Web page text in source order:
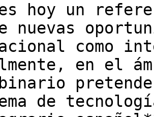
es hoy un
nuevas
como
en el
de